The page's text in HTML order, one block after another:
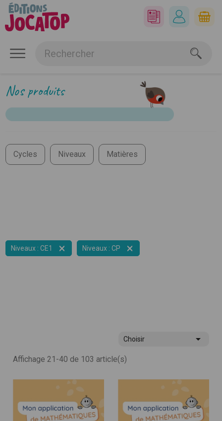
Nos produits
Cycles Niveaux Matières
Niveaux : CE1  Niveaux : CP 
Choisir 
Affichage 21-40 de 103 article(s)